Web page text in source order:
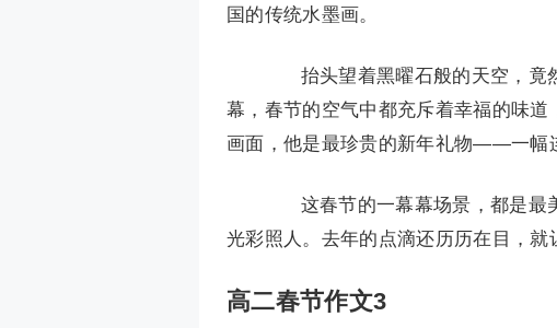
国的传统水墨画。
抬头望着黑曜石般的天空，竟
幕，春节的空气中都充斥着幸福的味
画面，他是最珍贵的新年礼物——一幅
这春节的一幕幕场景，都是最美
光彩照人。去年的点滴还历历在目，就
高二春节作文3